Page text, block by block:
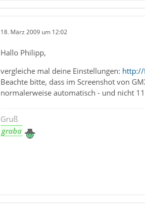
18. März 2009 um 12:02
Hallo Philipp,
vergleiche mal deine Einstellungen: http://
Beachte bitte, dass im Screenshot von
normalerweise automatisch - und nicht
Gruß
graba